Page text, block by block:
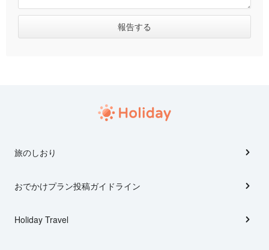
旅のしおり
おでかけプラン投稿ガイドライン
Holiday Travel